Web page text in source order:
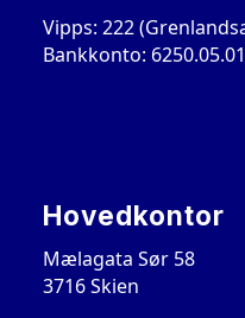
Vipps: 222
Bankkonto:
Hovedkontor
Mælagata Sør 58
3716 Skien